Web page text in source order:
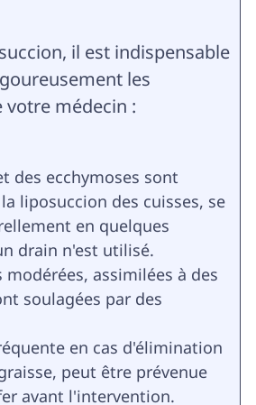
il est indispensable
les
médecin :
des ecchymoses sont
liposuccion des cuisses, se
en quelques
drain n'est utilisé.
modérées, assimilées à des
soulagées par des
en cas d'élimination
peut être prévenue
avant l'intervention.